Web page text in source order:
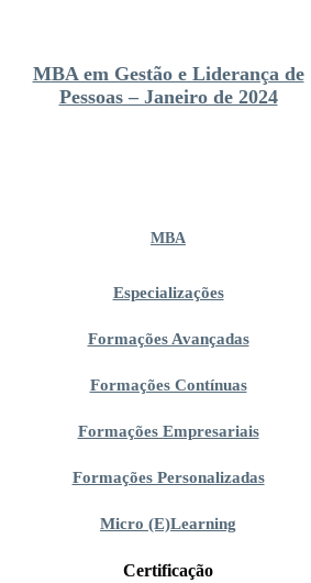
MBA em Gestão e Liderança de
Pessoas – Janeiro de 2024
MBA
Especializações
Formações Avançadas
Formações Contínuas
Formações Empresariais
Formações Personalizadas
Micro (E)Learning
Certificação